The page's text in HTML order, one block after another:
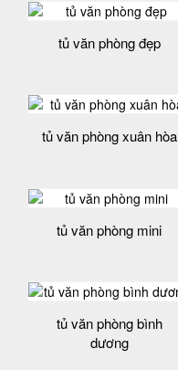
tủ văn phòng đẹp
tủ văn phòng xuân hòa
tủ văn phòng mini
tủ văn phòng bình
dương